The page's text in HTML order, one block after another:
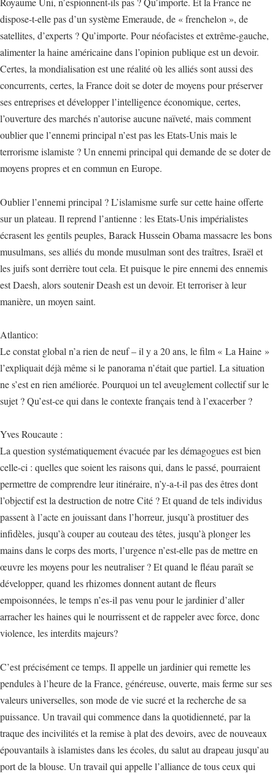
dispose-t-elle pas d’un système Emeraude, de « frenchelon », de
satellites, d’experts ? Qu’importe. Pour néofacistes et extrême-gauche,
alimenter la haine américaine dans l’opinion publique est un devoir.
Certes, la mondialisation est une réalité où les alliés sont aussi des
concurrents, certes, la France doit se doter de moyens pour préserver
ses entreprises et développer l’intelligence économique, certes,
l’ouverture des marchés n’autorise aucune naïveté, mais comment
oublier que l’ennemi principal n’est pas les Etats-Unis mais le
terrorisme islamiste ? Un ennemi principal qui demande de se doter de
moyens propres et en commun en Europe.
Oublier l’ennemi principal ? L’islamisme surfe sur cette haine offerte
sur un plateau. Il reprend l’antienne : les Etats-Unis impérialistes
écrasent les gentils peuples, Barack Hussein Obama massacre les bons
musulmans, ses alliés du monde musulman sont des traîtres, Israël et
les juifs sont derrière tout cela. Et puisque le pire ennemi des ennemis
est Daesh, alors soutenir Deash est un devoir. Et terroriser à leur
manière, un moyen saint.
Atlantico:
Le constat global n’a rien de neuf – il y a 20 ans, le film « La Haine »
l’expliquait déjà même si le panorama n’était que partiel. La situation
ne s’est en rien améliorée. Pourquoi un tel aveuglement collectif sur le
sujet ? Qu’est-ce qui dans le contexte français tend à l’exacerber ?
Yves Roucaute :
La question systématiquement évacuée par les démagogues est bien
celle-ci : quelles que soient les raisons qui, dans le passé, pourraient
permettre de comprendre leur itinéraire, n’y-a-t-il pas des êtres dont
l’objectif est la destruction de notre Cité ? Et quand de tels individus
passent à l’acte en jouissant dans l’horreur, jusqu’à prostituer des
infidèles, jusqu’à couper au couteau des têtes, jusqu’à plonger les
mains dans le corps des morts, l’urgence n’est-elle pas de mettre en
œuvre les moyens pour les neutraliser ? Et quand le fléau paraît se
développer, quand les rhizomes donnent autant de fleurs
empoisonnées, le temps n’es-il pas venu pour le jardinier d’aller
arracher les haines qui le nourrissent et de rappeler avec force, donc
violence, les interdits majeurs?
C’est précisément ce temps. Il appelle un jardinier qui remette les
pendules à l’heure de la France, généreuse, ouverte, mais ferme sur ses
valeurs universelles, son mode de vie sucré et la recherche de sa
puissance. Un travail qui commence dans la quotidienneté, par la
traque des incivilités et la remise à plat des devoirs, avec de nouveaux
épouvantails à islamistes dans les écoles, du salut au drapeau jusqu’au
port de la blouse. Un travail qui appelle l’alliance de tous ceux qui